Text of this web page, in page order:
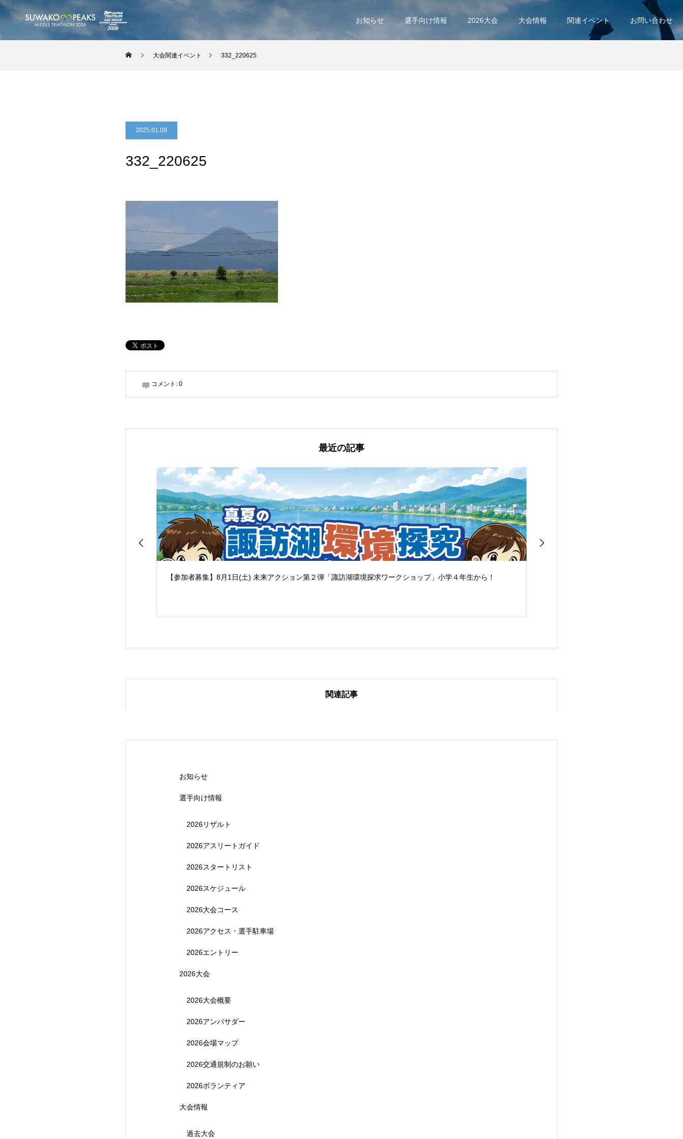
お知らせ 選手向け情報 2026大会 大会情報 関連イベント お問い合わせ
大会関連イベント 332_220625
2025.01.09
332_220625
コメント: 0
最近の記事
【参加者募集】8月1日(土) 未来アクション第２弾「諏訪湖環境探求ワークショップ」小学４年生から！
【受付終了】参加費無料! 5月6日(祝) 「小学生ラン教室」
関連記事
お知らせ
選手向け情報
2026リザルト
2026アスリートガイド
2026スタートリスト
2026スケジュール
2026大会コース
2026アクセス・選手駐車場
2026エントリー
2026大会
2026大会概要
2026アンバサダー
2026会場マップ
2026交通規制のお願い
2026ボランティア
大会情報
過去大会